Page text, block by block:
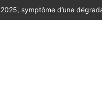
de la 56e édition